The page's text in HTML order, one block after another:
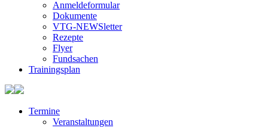
Anmeldeformular
Dokumente
VTG-NEWSletter
Rezepte
Flyer
Fundsachen
Trainingsplan
Termine
Veranstaltungen